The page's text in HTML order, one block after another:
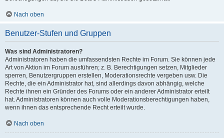
Nach oben
Benutzer-Stufen und Gruppen
Was sind Administratoren?
Administratoren haben die umfassendsten Rechte im Forum. Sie können jede
Art von Aktion im Forum ausführen; z. B. Berechtigungen setzen, Mitglieder
sperren, Benutzergruppen erstellen, Moderationsrechte vergeben usw. Die
Rechte, die ein Administrator hat, sind allerdings davon abhängig, welche
Rechte ihnen ein Gründer des Forums oder ein anderer Administrator erteilt
hat. Administratoren können auch volle Moderationsberechtigungen haben,
wenn ihnen das entsprechende Recht erteilt wurde.
Nach oben